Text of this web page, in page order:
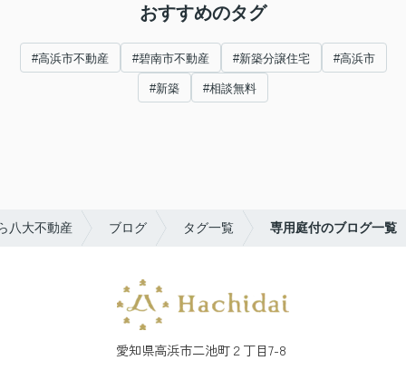
おすすめのタグ
#高浜市不動産 #碧南市不動産 #新築分譲住宅 #高浜市
#新築 #相談無料
八大不動産 ブログ タグ一覧 専用庭付のブログ一覧
愛知県高浜市二池町２丁目7-8